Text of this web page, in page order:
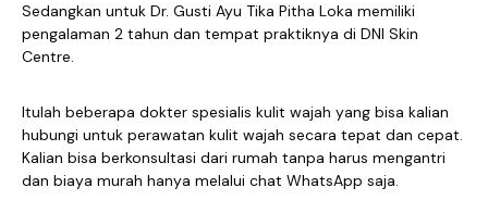
Sedangkan untuk Dr. Gusti Ayu Tika Pitha Loka memiliki
pengalaman 2 tahun dan tempat praktiknya di DNI Skin
Centre.
Itulah beberapa dokter spesialis kulit wajah yang bisa kalian
hubungi untuk perawatan kulit wajah secara tepat dan cepat.
Kalian bisa berkonsultasi dari rumah tanpa harus mengantri
dan biaya murah hanya melalui chat WhatsApp saja.